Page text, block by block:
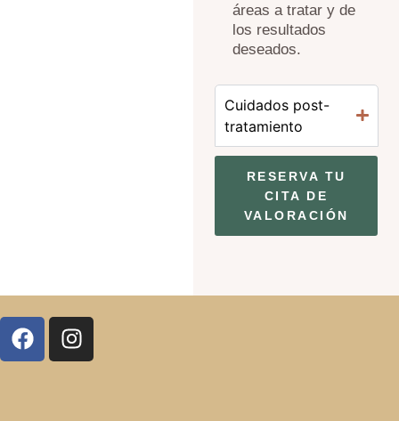
áreas a tratar y de
los resultados
deseados.
Cuidados post-
tratamiento
RESERVA TU
CITA DE
VALORACIÓN